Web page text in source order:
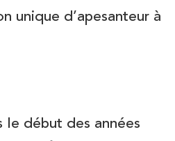
unique d’apesanteur à
le début des années